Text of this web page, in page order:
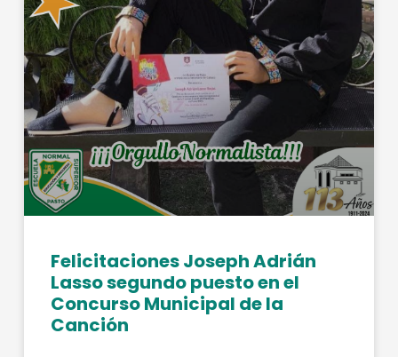
Felicitaciones Joseph Adrián
Lasso segundo puesto en el
Concurso Municipal de la
Canción